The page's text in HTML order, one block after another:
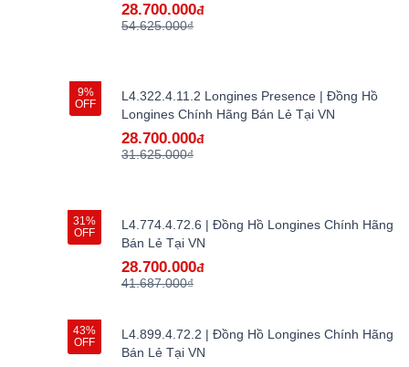
28.700.000đ
54.625.000₫
9%
OFF
L4.322.4.11.2 Longines Presence | Đồng Hồ
Longines Chính Hãng Bán Lẻ Tại VN
28.700.000đ
31.625.000₫
31%
OFF
L4.774.4.72.6 | Đồng Hồ Longines Chính Hãng
Bán Lẻ Tại VN
28.700.000đ
41.687.000₫
43%
OFF
L4.899.4.72.2 | Đồng Hồ Longines Chính Hãng
Bán Lẻ Tại VN